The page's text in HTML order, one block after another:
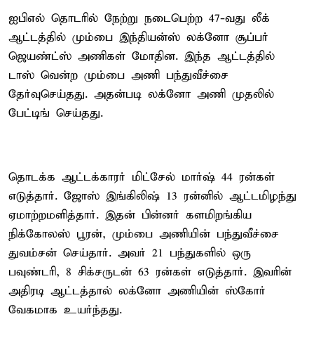
ஐபிஎல் தொடரில் நேற்று நடைபெற்ற 47-வது லீக்
ஆட்டத்தில் மும்பை இந்தியன்ஸ் லக்னோ சூப்பர்
ஜெயண்ட்ஸ் அணிகள் மோதின. இந்த ஆட்டத்தில்
டாஸ் வென்ற மும்பை அணி பந்துவீச்சை
தேர்வுசெய்தது. அதன்படி லக்னோ அணி முதலில்
பேட்டிங் செய்தது.
தொடக்க ஆட்டக்காரர் மிட்சேல் மார்ஷ் 44 ரன்கள்
எடுத்தார். ஜோஸ் இங்கிலிஷ் 13 ரன்னில் ஆட்டமிழந்து
ஏமாற்றமளித்தார். இதன் பின்னர் களமிறங்கிய
நிக்கோலஸ் பூரன், மும்பை அணியின் பந்துவீச்சை
துவம்சன் செய்தார். அவர் 21 பந்துகளில் ஒரு
பவுண்டரி, 8 சிக்சருடன் 63 ரன்கள் எடுத்தார். இவரின்
அதிரடி ஆட்டத்தால் லக்னோ அணியின் ஸ்கோர்
வேகமாக உயர்ந்தது.